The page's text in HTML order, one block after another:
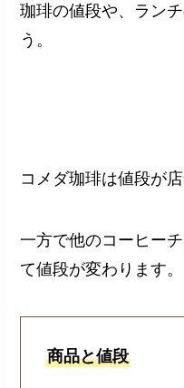
珈琲の値段や、ラン
う。
コメダ珈琲は値段が
一方で他のコーヒー
て値段が変わります。
商品と値段